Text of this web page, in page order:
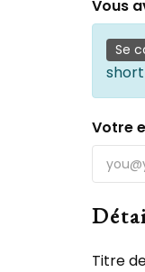
Vous
Se
Votre
Titre